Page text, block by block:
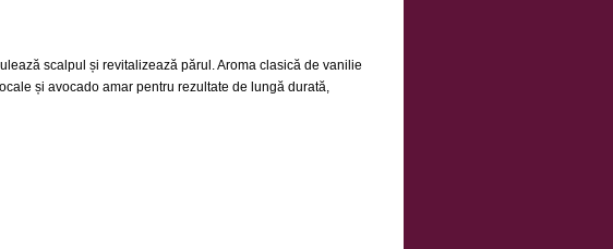
scalpul și revitalizează părul. Aroma clasică de vanilie
și avocado amar pentru rezultate de lungă durată,